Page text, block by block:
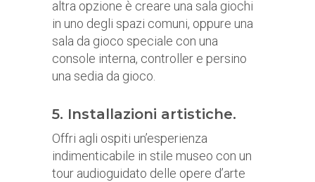
altra opzione è creare una sala giochi
in uno degli spazi comuni, oppure una
sala da gioco speciale con una
console interna, controller e persino
una sedia da gioco.
5. Installazioni artistiche.
Offri agli ospiti un’esperienza
indimenticabile in stile museo con un
tour audioguidato delle opere d’arte